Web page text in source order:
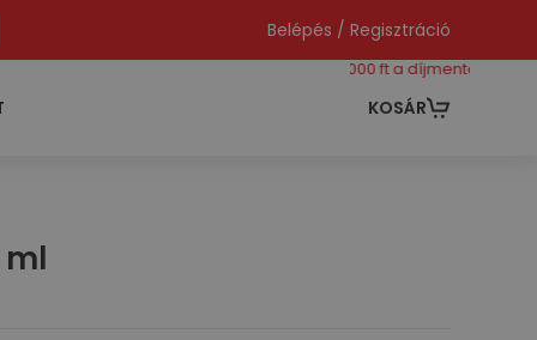
Belépés / Regisztráció
KOSÁR
még 40000 ft a díjmentes
ml